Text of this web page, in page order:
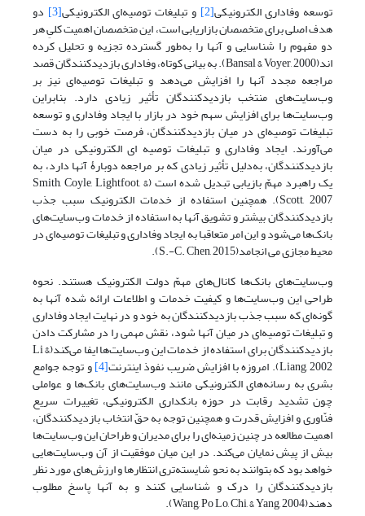
توسعه وفاداری الکترونیکی[2] و تبلیغات توصیه‌ای الکترونیکی[3] دو
هدف اصلی برای متخصصان بازاریابی است، این متخصصان اهمیت کلیِ هر
دو مفهوم را شناسایی و آنها را به‌طور گسترده تجزیه و تحلیل کرده
اند(Bansal & Voyer, 2000). به بیانی کوتاه، وفاداری بازدیدکنندگان قصد
مراجعه مجدد آنها را افزایش می‌دهد و تبلیغات توصیه‌ای نیز بر
وب‌سایت‌های منتخب بازدیدکنندگان تأثیر زیادی دارد. بنابراین
وب‌سایت‌ها برای افزایش سهم خود در بازار با ایجاد وفاداری و توسعه
تبلیغات توصیه‌ای در میان بازدیدکنندگان، فرصت خوبی را به دست
می‌آورند. ایجاد وفاداری و تبلیغات توصیه ای الکترونیکی در میان
بازدیدکنندگان، به‌دلیل تأثیر زیادی که بر مراجعه دوبارۀ آنها دارد، به
یک راهبرد مهمّ بازیابی تبدیل شده است (Smith, Coyle, Lightfoot, &
Scott, 2007). همچنین استفاده از خدمات الکترونیک سبب جذب
بازدیدکنندگان بیشتر و تشویق آنها به استفاده از خدمات وب‌سایت‌های
بانک‌ها می‌شود و این امر متعاقبا به ایجاد وفاداری و تبلیغات توصیه‌ای در
محیط مجازی می انجامد(S.-C. Chen, 2015).
وب‌سایت‌های بانک‌ها کانال‌های مهمّ دولت الکترونیک هستند. نحوه
طراحی این وب‌سایت‌ها و کیفیت خدمات و اطلاعات ارائه شده آنها به
گونه‌ای که سبب جذب بازدیدکنندگان به خود و در نهایت ایجاد وفاداری
و تبلیغات توصیه‌ای در میان آنها شود، نقش مهمی را در مشارکت دادن
بازدیدکنندگان برای استفاده از خدمات این وب‌سایت‌ها ایفا می‌کند(Li &
Liang, 2002). امروزه با افزایش ضریب نفوذ اینترنت [4] و توجه جوامع
بشری به رسانه‌های الکترونیکی مانند وب‌سایت‌های بانک‌ها و عواملی
چون تشدید رقابت در حوزه بانکداری الکترونیکی، تغییرات سریع
فنّاوری و افزایش قدرت و همچنین توجه به حقّ انتخاب بازدیدکنندگان،
اهمیت مطالعه در چنین زمینه‌ای را برای مدیران و طراحان این وب‌سایت‌ها
بیش از پیش نمایان می‌کند. در این میان موفقیت از آن وب‌سایت‌هایی
خواهد بود که بتوانند به نحو شایسته‌تری انتظارها و ارزش‌های مورد نظر
بازدیدکنندگان را درک و شناسایی کنند و به آنها پاسخ مطلوب
دهند(Wang, Po Lo, Chi, & Yang, 2004).